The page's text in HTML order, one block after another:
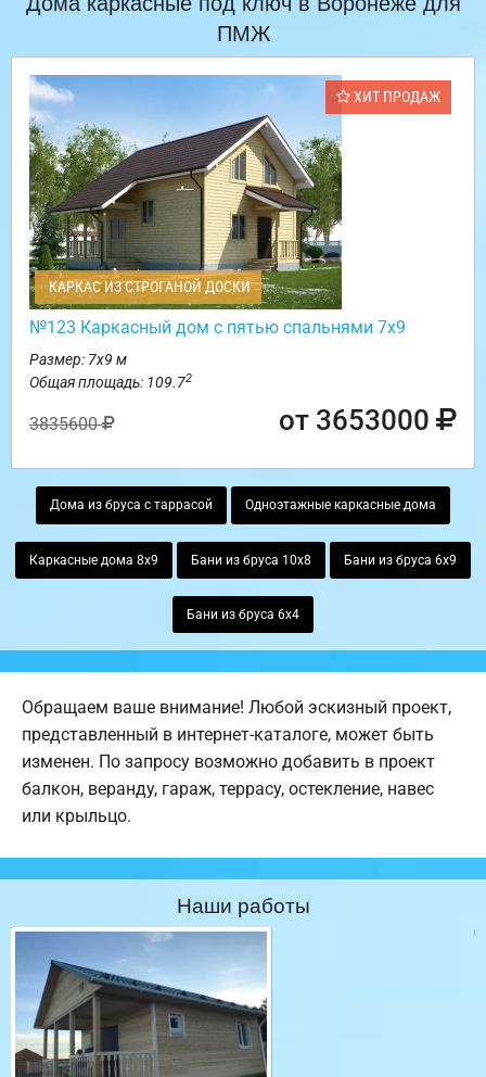
ПМЖ
ХИТ ПРОДАЖ
КАРКАС ИЗ СТРОГАНОЙ ДОСКИ
№123 Каркасный дом с пятью спальнями 7х9
Размер: 7х9 м
Общая площадь: 109.72
3835600 от 3653000
Дома из бруса с таррасой Одноэтажные каркасные дома
Каркасные дома 8х9 Бани из бруса 10х8 Бани из бруса 6х9
Бани из бруса 6х4
Обращаем ваше внимание! Любой эскизный проект,
представленный в интернет-каталоге, может быть
изменен. По запросу возможно добавить в проект
балкон, веранду, гараж, террасу, остекление, навес
или крыльцо.
Наши работы